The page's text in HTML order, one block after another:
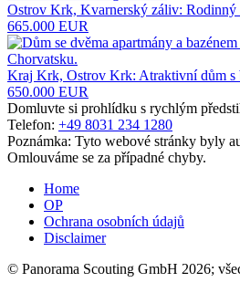
Ostrov Krk, Kvarnerský záliv: Rodinný
665.000 EUR
Kraj Krk, Ostrov Krk: Atraktivní dům s
650.000 EUR
Domluvte si prohlídku s rychlým
Telefon: +49 8031 234 1280
Poznámka: Tyto webové stránky byly
Omlouváme se za případné chyby.
Home
OP
Ochrana osobních údajů
Disclaimer
© Panorama Scouting GmbH 2026;